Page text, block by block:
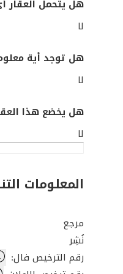
هل يتحمل العقار
لا
هل توجد أية
لا
هل يخضع هذا
لا
المعلومات
مرجع
نُشِر
رقم الترخيص فال: